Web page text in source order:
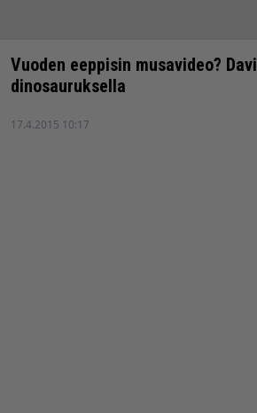
Vuoden eeppisin musavideo?
dinosauruksella
17.4.2015 10:17